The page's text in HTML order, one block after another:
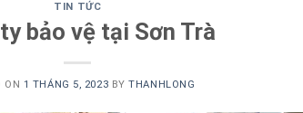
TIN TỨC
bảo vệ tại Sơn Trà
ON 1 THÁNG 5, 2023 BYTHANHLONG